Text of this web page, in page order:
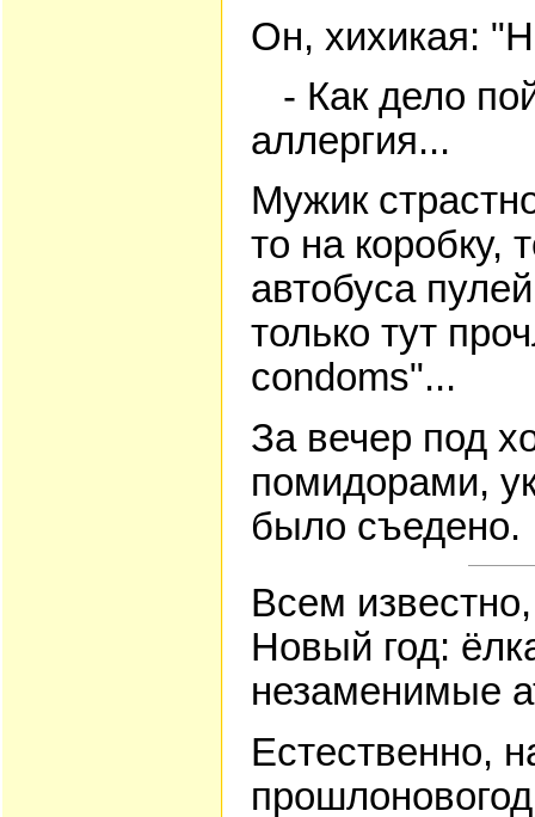
Он, хихикая:
- Как дело
аллергия...
Мужик
то на коробку,
автобуса
только тут
condoms"...
За вечер под
помидорами,
было съедено.
Всем
Новый год:
незаменимые
Естественно,